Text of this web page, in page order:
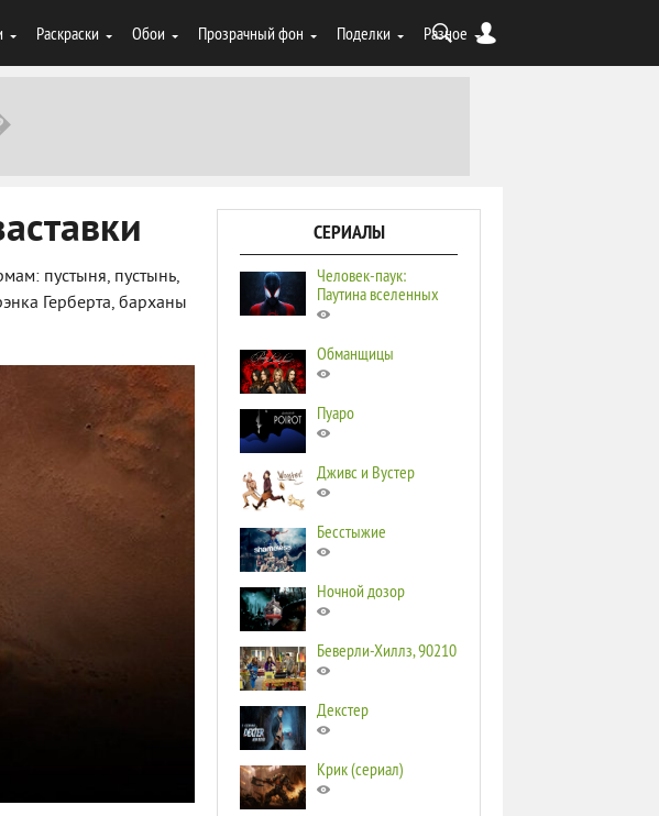
Раскраски Обои Прозрачный фон Поделки Разное
пустыня, пустынь,
Герберта, барханы
СЕРИАЛЫ
Человек-паук:
Паутина вселенных
Обманщицы
Пуаро
Дживс и Вустер
Бесстыжие
Ночной дозор
Беверли-Хиллз, 90210
Декстер
Крик (сериал)